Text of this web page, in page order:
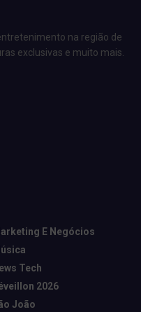
na região de
exclusivas e muito mais.
E Negócios
Tech
2026
João